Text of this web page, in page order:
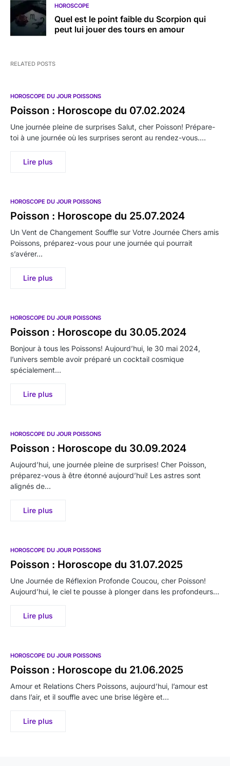
HOROSCOPE
Quel est le point faible du Scorpion qui
peut lui jouer des tours en amour
RELATED POSTS
HOROSCOPE DU JOUR POISSONS
Poisson : Horoscope du 07.02.2024
Une journée pleine de surprises Salut, cher Poisson! Prépare-
toi à une journée où les surprises seront au rendez-vous.…
Lire plus
HOROSCOPE DU JOUR POISSONS
Poisson : Horoscope du 25.07.2024
Un Vent de Changement Souffle sur Votre Journée Chers amis
Poissons, préparez-vous pour une journée qui pourrait
s’avérer…
Lire plus
HOROSCOPE DU JOUR POISSONS
Poisson : Horoscope du 30.05.2024
Bonjour à tous les Poissons! Aujourd’hui, le 30 mai 2024,
l’univers semble avoir préparé un cocktail cosmique
spécialement…
Lire plus
HOROSCOPE DU JOUR POISSONS
Poisson : Horoscope du 30.09.2024
Aujourd’hui, une journée pleine de surprises! Cher Poisson,
préparez-vous à être étonné aujourd’hui! Les astres sont
alignés de…
Lire plus
HOROSCOPE DU JOUR POISSONS
Poisson : Horoscope du 31.07.2025
Une Journée de Réflexion Profonde Coucou, cher Poisson!
Aujourd’hui, le ciel te pousse à plonger dans les profondeurs…
Lire plus
HOROSCOPE DU JOUR POISSONS
Poisson : Horoscope du 21.06.2025
Amour et Relations Chers Poissons, aujourd’hui, l’amour est
dans l’air, et il souffle avec une brise légère et…
Lire plus